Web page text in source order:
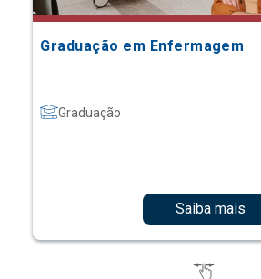
Graduação em Enfermagem
Graduação
Saiba mais